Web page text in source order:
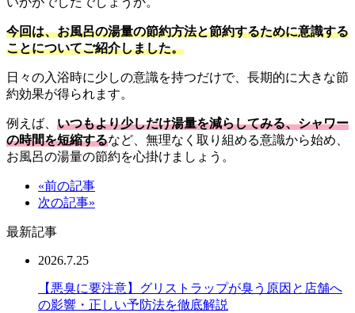
今回は、お風呂の湯量の節約方法と節約するために意識する
ことについてご紹介しました。
日々の入浴時に少しの意識を持つだけで、長期的に大きな節
約効果が得られます。
例えば、 いつもより少しだけ湯量を減らしてみる、シャワー
の時間を短縮するなど、無理なく取り組める意識から始め、
お風呂の湯量の節約を心掛けましょう。
«前の記事
次の記事»
最新記事
2026.7.25
【悪臭に要注意】グリストラップが臭う原因と店舗へ
の影響・正しい予防法を徹底解説